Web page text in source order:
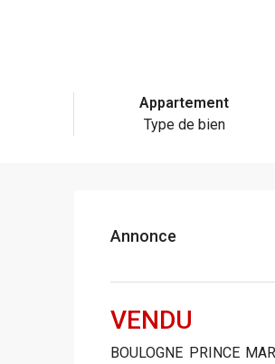
Appartement
Type de bien
Annonce
VENDU
BOULOGNE PRINCE